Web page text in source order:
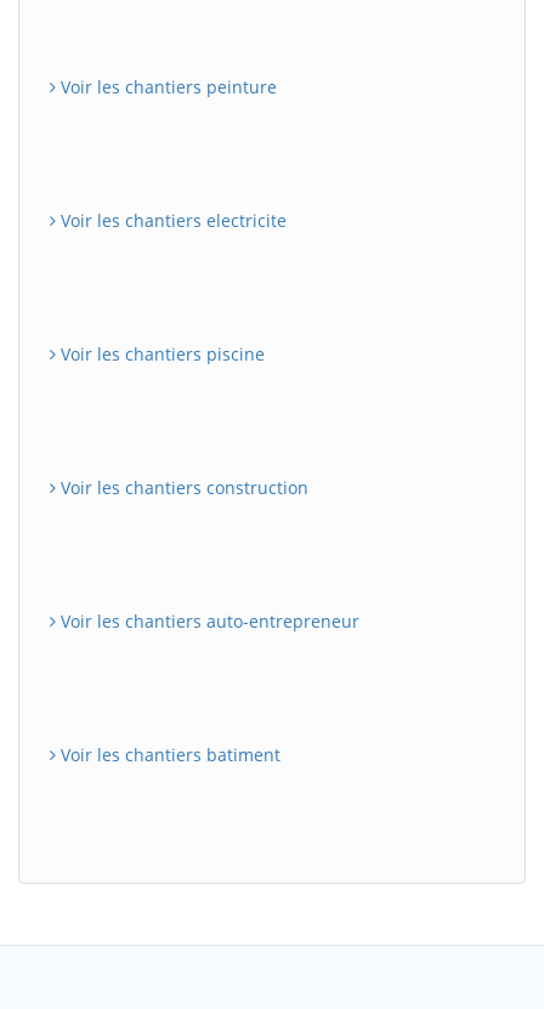
Voir les chantiers peinture
Voir les chantiers electricite
Voir les chantiers piscine
Voir les chantiers construction
Voir les chantiers auto-entrepreneur
Voir les chantiers batiment